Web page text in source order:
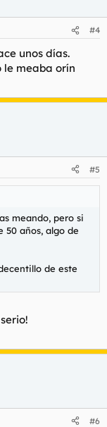
#4
unos días.
le meaba orín
#5
meando, pero si
50 años, algo de
de este
#6